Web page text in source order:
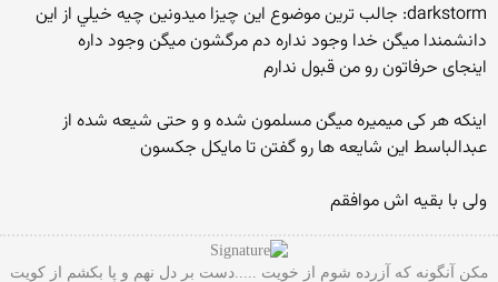
darkstorm: جالب ترين موضوع اين چيزا ميدونين چيه خيلي از اين
دانشمندا ميگن خدا وجود نداره دم مرگشون ميگن وجود داره
اینجای حرفاتون رو من قبول ندارم
اینکه هر کی میمیره میگن مسلمون شده و و حتی شیعه شده از
عبدالباسط این شایعه ها رو گفتن تا مایکل جکسون
ولی با بقیه اش موافقم
مکن آنگونه که آزرده شوم از خویت .....دست بر دل نهم و پا بکشم از کویت